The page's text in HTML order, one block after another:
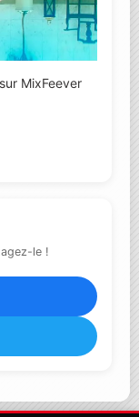
MixFeever
le !